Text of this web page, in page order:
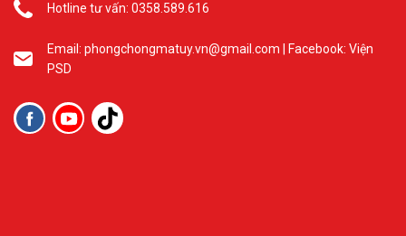
Hotline tư vấn: 0358.589.616
Email: phongchongmatuy.vn@gmail.com | Facebook: Viện
PSD